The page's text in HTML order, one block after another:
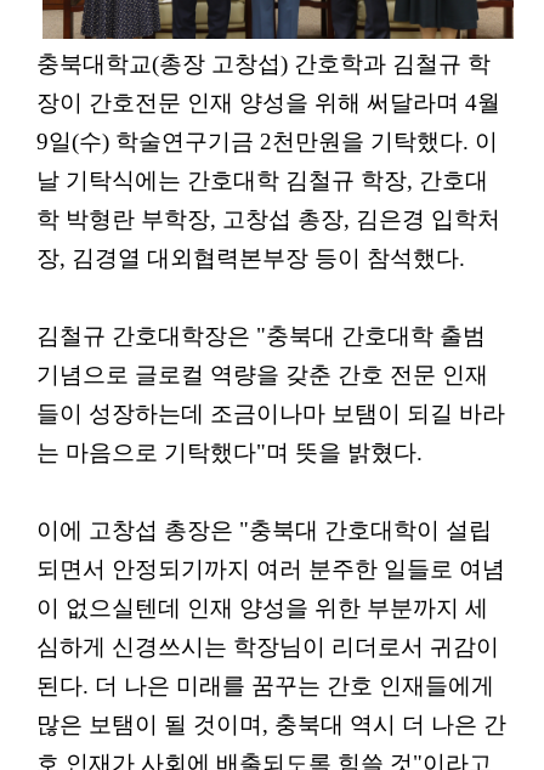
충북대학교(총장 고창섭) 간호학과 김철규 학
장이 간호전문 인재 양성을 위해 써달라며 4월
9일(수) 학술연구기금 2천만원을 기탁했다. 이
날 기탁식에는 간호대학 김철규 학장, 간호대
학 박형란 부학장, 고창섭 총장, 김은경 입학처
장, 김경열 대외협력본부장 등이 참석했다.
김철규 간호대학장은 "충북대 간호대학 출범
기념으로 글로컬 역량을 갖춘 간호 전문 인재
들이 성장하는데 조금이나마 보탬이 되길 바라
는 마음으로 기탁했다"며 뜻을 밝혔다.
이에 고창섭 총장은 "충북대 간호대학이 설립
되면서 안정되기까지 여러 분주한 일들로 여념
이 없으실텐데 인재 양성을 위한 부분까지 세
심하게 신경쓰시는 학장님이 리더로서 귀감이
된다. 더 나은 미래를 꿈꾸는 간호 인재들에게
많은 보탬이 될 것이며, 충북대 역시 더 나은 간
호 인재가 사회에 배출되도록 힘쓸 것"이라고